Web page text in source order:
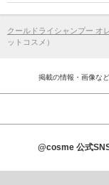
クールドライシャンプー オ
ットコスメ）
掲載の情報・画像な
@cosme 公式